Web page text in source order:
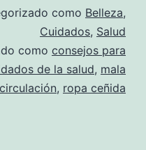
como Belleza,
Cuidados, Salud
como consejos para
de la salud, mala
circulación, ropa ceñida